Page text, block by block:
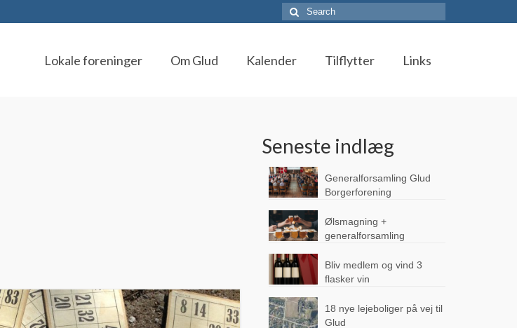
Search
for:
Lokale foreninger Om Glud Kalender Tilflytter Links
Seneste indlæg
Generalforsamling Glud
Borgerforening
Ølsmagning +
generalforsamling
Bliv medlem og vind 3
flasker vin
18 nye lejeboliger på vej til
Glud